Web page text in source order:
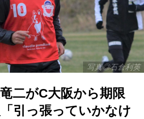
写真◎石倉利英
竜二がC大阪から期限
引っ張っていかなけ